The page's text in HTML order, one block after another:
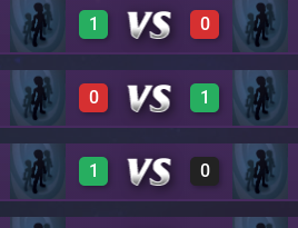
1 A19 0
1 0
1 A19 0
0 1
0 A19 1
1 0